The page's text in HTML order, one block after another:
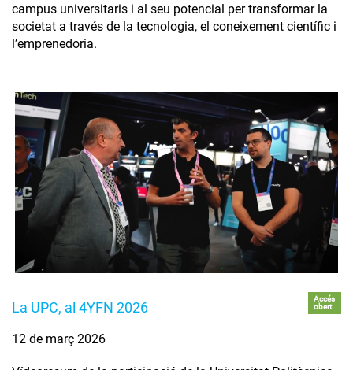
campus universitaris i al seu potencial per transformar la
societat a través de la tecnologia, el coneixement científic i
l’emprenedoria.
La UPC, al 4YFN 2026
Accés
obert
12 de març 2026